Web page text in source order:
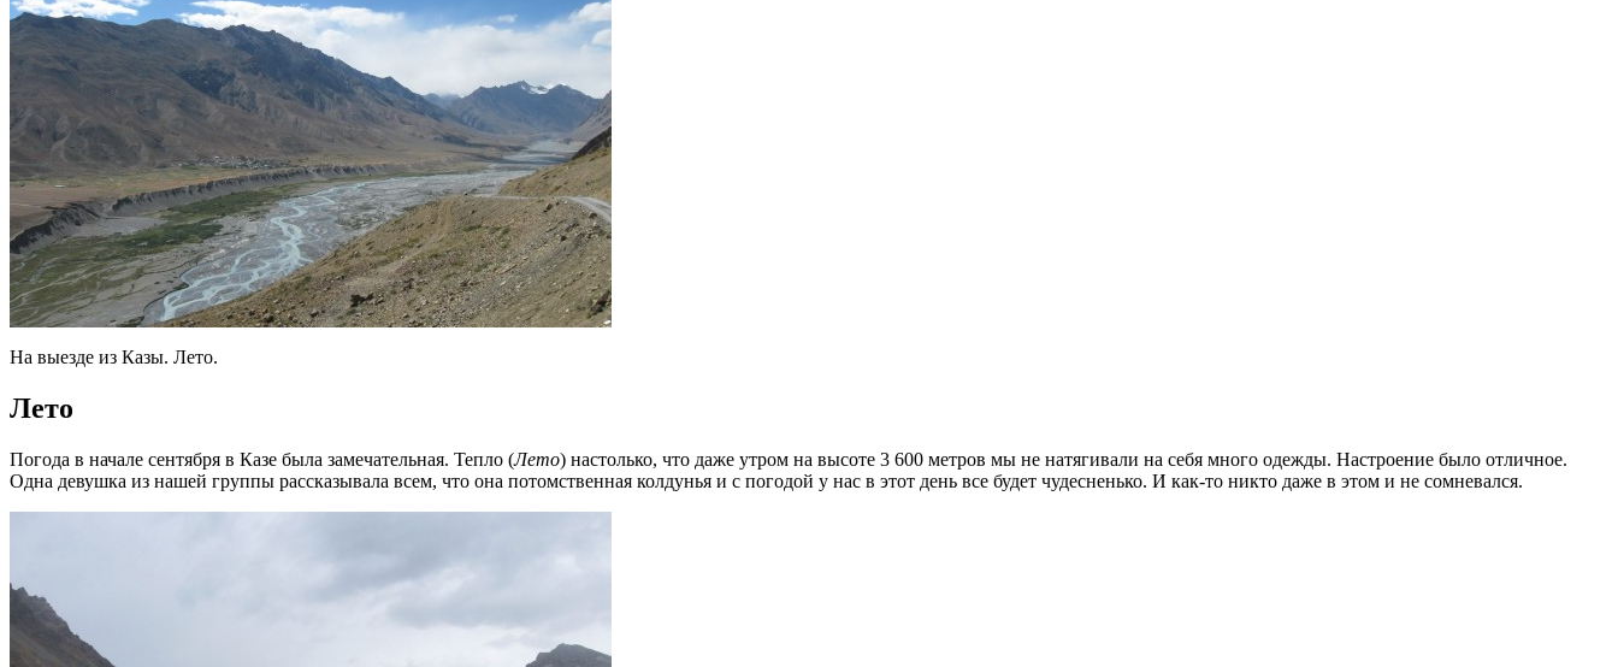
На выезде из Казы. Лето.
Лето
Погода в начале сентября в Казе была замечательная. Тепло (Лето) настолько, что даже утром на высоте 3 600 метров мы не натягивали на себя много одежды. Настроение было отличное.
Одна девушка из нашей группы рассказывала всем, что она потомственная колдунья и с погодой у нас в этот день все будет чудесненько. И как-то никто даже в этом и не сомневался.